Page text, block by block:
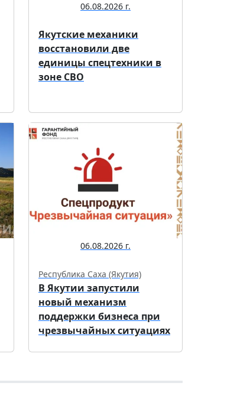
06.08.2026 г.
Якутские механики
восстановили две
единицы спецтехники в
зоне СВО
06.08.2026 г.
Республика Саха (Якутия)
В Якутии запустили
новый механизм
поддержки бизнеса при
чрезвычайных ситуациях